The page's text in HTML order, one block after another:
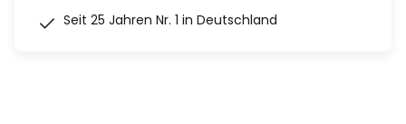
Seit 25 Jahren Nr. 1 in Deutschland